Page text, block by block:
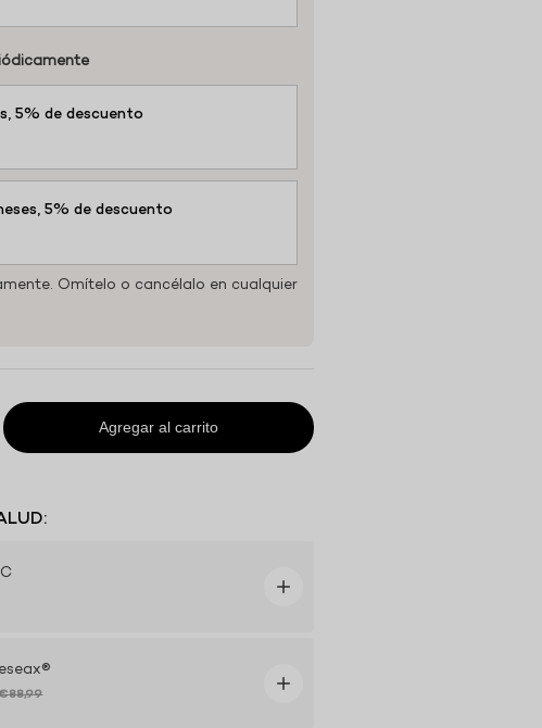
5% de descuento
5% de descuento
Omítelo o cancélalo en cualquier
Agregar al carrito